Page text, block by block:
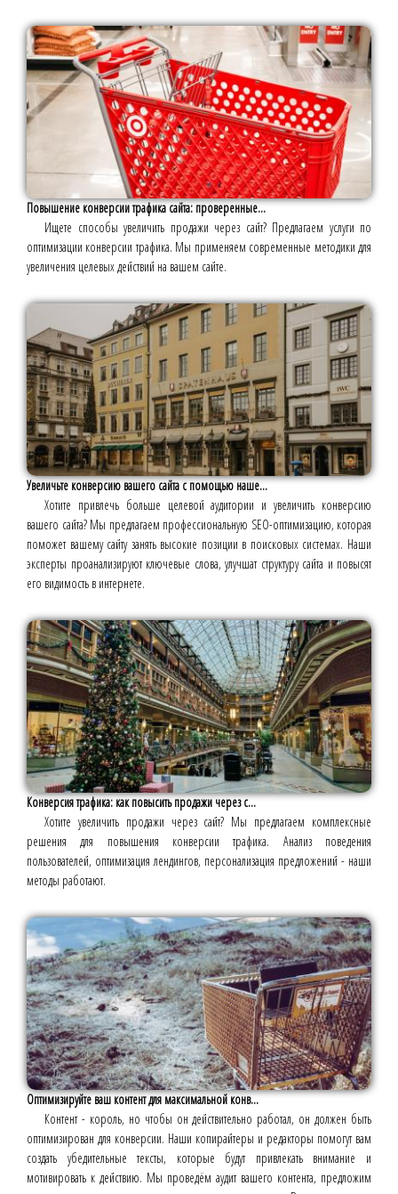
Повышение конверсии трафика сайта: проверенные...
Ищете способы увеличить продажи через сайт? Предлагаем услуги по
оптимизации конверсии трафика. Мы применяем современные методики для
увеличения целевых действий на вашем сайте.
Увеличьте конверсию вашего сайта с помощью наше...
Хотите привлечь больше целевой аудитории и увеличить конверсию
вашего сайта? Мы предлагаем профессиональную SEO-оптимизацию, которая
поможет вашему сайту занять высокие позиции в поисковых системах. Наши
эксперты проанализируют ключевые слова, улучшат структуру сайта и повысят
его видимость в интернете.
Конверсия трафика: как повысить продажи через с...
Хотите увеличить продажи через сайт? Мы предлагаем комплексные
решения для повышения конверсии трафика. Анализ поведения
пользователей, оптимизация лендингов, персонализация предложений - наши
методы работают.
Оптимизируйте ваш контент для максимальной конв...
Контент - король, но чтобы он действительно работал, он должен быть
оптимизирован для конверсии. Наши копирайтеры и редакторы помогут вам
создать убедительные тексты, которые будут привлекать внимание и
мотивировать к действию. Мы проведём аудит вашего контента, предложим